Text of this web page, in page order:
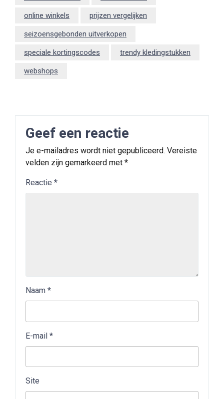
online winkels prijzen vergelijken
seizoensgebonden uitverkopen
speciale kortingscodes trendy kledingstukken
webshops
Geef een reactie
Je e-mailadres wordt niet gepubliceerd. Vereiste
velden zijn gemarkeerd met *
Reactie *
Naam *
E-mail *
Site